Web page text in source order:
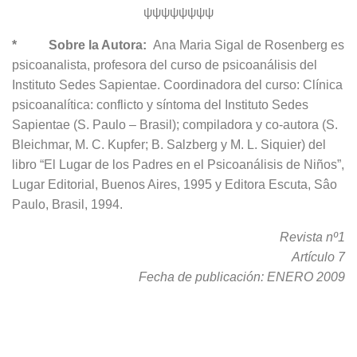
ψψψψψψψψ
* Sobre la Autora: Ana Maria Sigal de Rosenberg es
psicoanalista, profesora del curso de psicoanálisis del
Instituto Sedes Sapientae. Coordinadora del curso: Clínica
psicoanalítica: conflicto y síntoma del Instituto Sedes
Sapientae (S. Paulo – Brasil); compiladora y co-autora (S.
Bleichmar, M. C. Kupfer; B. Salzberg y M. L. Siquier) del
libro “El Lugar de los Padres en el Psicoanálisis de Niños”,
Lugar Editorial, Buenos Aires, 1995 y Editora Escuta, Sâo
Paulo, Brasil, 1994.
Revista nº1
Artículo 7
Fecha de publicación: ENERO 2009